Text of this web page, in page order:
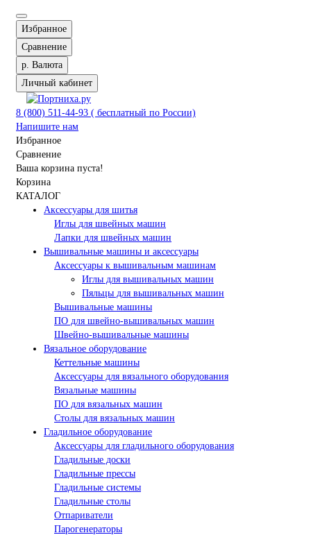
Избранное
Сравнение
р. Валюта
Личный кабинет
8 (800) 511-44-93 ( бесплатный по России)
Напишите нам
Избранное
Сравнение
Ваша корзина пуста!
Корзина
КАТАЛОГ
Аксессуары для шитья
Иглы для швейных машин
Лапки для швейных машин
Вышивальные машины и аксессуары
Аксессуары к вышивальным машинам
Иглы для вышивальных машин
Пяльцы для вышивальных машин
Вышивальные машины
ПО для швейно-вышивальных машин
Швейно-вышивальные машины
Вязальное оборудование
Кеттельные машины
Аксессуары для вязального оборудования
Вязальные машины
ПО для вязальных машин
Столы для вязальных машин
Гладильное оборудование
Аксессуары для гладильного оборудования
Гладильные доски
Гладильные прессы
Гладильные системы
Гладильные столы
Отпариватели
Парогенераторы